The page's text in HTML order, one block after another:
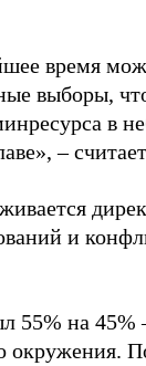
время
выборы,
в
–
и
55% на
окружения.